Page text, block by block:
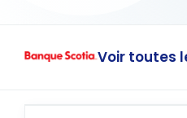
Voir toutes